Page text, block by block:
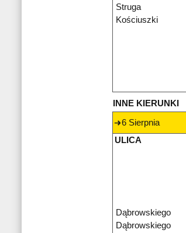
Struga
Kościuszki
INNE KIERUNKI
6 Sierpnia
ULICA
Dąbrowskiego
Dąbrowskiego